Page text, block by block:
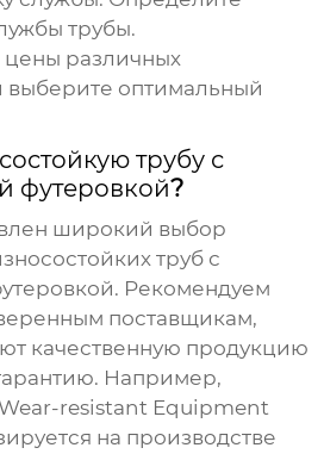
трубы.
цены различных
выберите оптимальный
трубу с
футеровкой?
широкий выбор
труб с
. Рекомендуем
поставщикам,
качественную продукцию
Например,
resistant Equipment
на производстве